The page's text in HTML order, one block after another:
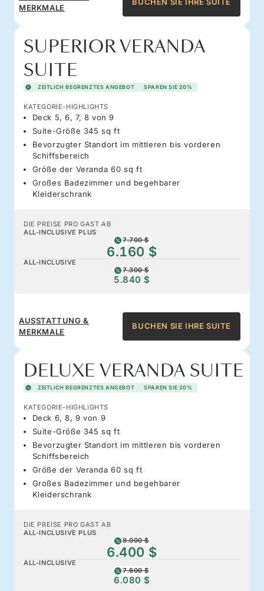
MERKMALE
SUPERIOR VERANDA
SUITE
ZEITLICH BEGRENZTES ANGEBOT SPAREN SIE 20%
KATEGORIE-HIGHLIGHTS
Deck 5, 6, 7, 8 von 9
Suite-Größe 345 sq ft
Bevorzugter Standort im mittleren bis vorderen
Schiffsbereich
Größe der Veranda 60 sq ft
Großes Badezimmer und begehbarer
Kleiderschrank
DIE PREISE PRO GAST AB
ALL-INCLUSIVE PLUS
7.700 $
6.160 $
ALL-INCLUSIVE
7.300 $
5.840 $
AUSSTATTUNG &
MERKMALE
BUCHEN SIE IHRE SUITE
DELUXE VERANDA SUITE
ZEITLICH BEGRENZTES ANGEBOT SPAREN SIE 20%
KATEGORIE-HIGHLIGHTS
Deck 6, 8, 9 von 9
Suite-Größe 345 sq ft
Bevorzugter Standort im mittleren bis vorderen
Schiffsbereich
Größe der Veranda 60 sq ft
Großes Badezimmer und begehbarer
Kleiderschrank
DIE PREISE PRO GAST AB
ALL-INCLUSIVE PLUS
8.000 $
6.400 $
ALL-INCLUSIVE
7.600 $
6.080 $